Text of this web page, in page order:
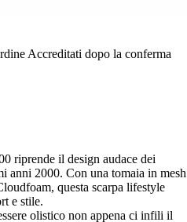
Accreditati dopo la conferma
riprende il design audace dei
anni 2000. Con una tomaia in mesh
questa scarpa lifestyle
e stile.
olistico non appena ci infili il